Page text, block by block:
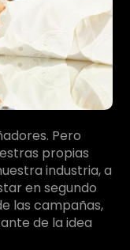
Pero
propias
industria, a
en segundo
las campañas,
de la idea